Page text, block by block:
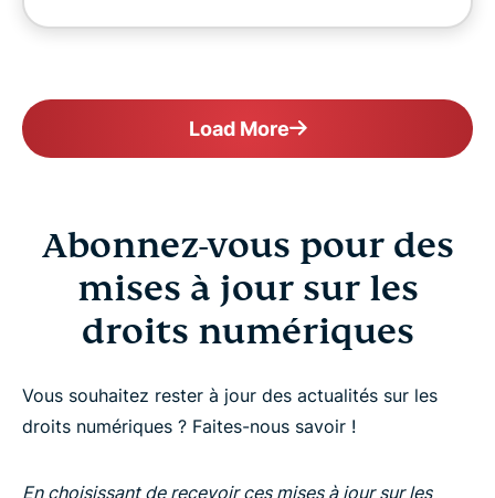
Load More
Abonnez-vous pour des
mises à jour sur les
droits numériques
Vous souhaitez rester à jour des actualités sur les
droits numériques ? Faites-nous savoir !
En choisissant de recevoir ces mises à jour sur les